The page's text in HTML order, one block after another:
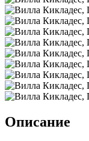
Описание